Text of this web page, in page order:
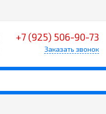
+7 (925) 506-90-73
Заказать звонок